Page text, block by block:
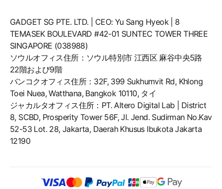
GADGET SG PTE. LTD. | CEO: Yu Sang Hyeok | 8
TEMASEK BOULEVARD #42-01 SUNTEC TOWER THREE
SINGAPORE (038988)
ソウルオフィス住所：ソウル特別市 江西区 麻谷中央5路
22階および9階
バンコクオフィス住所：32F, 399 Sukhumvit Rd, Khlong
Toei Nuea, Watthana, Bangkok 10110, タイ
ジャカルタオフィス住所：PT. Altero Digital Lab | District
8, SCBD, Prosperity Tower 56F, Jl. Jend. Sudirman No.Kav
52-53 Lot. 28, Jakarta, Daerah Khusus Ibukota Jakarta
12190